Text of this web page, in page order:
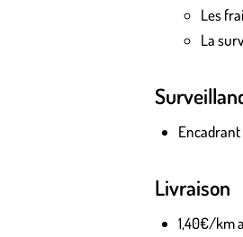
Les
La
Livraison
1,40€/km